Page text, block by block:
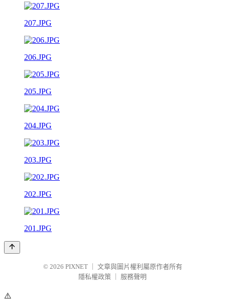
207.JPG
206.JPG
205.JPG
204.JPG
203.JPG
202.JPG
201.JPG
© 2026 PIXNET
文章與圖片權利屬原作者所有
隱私權政策
服務聲明
⚠️